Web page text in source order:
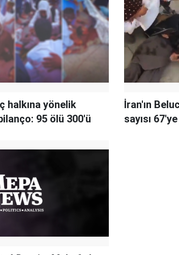
halkına yönelik
95 ölü 300'ü
İran'ın
sayısı